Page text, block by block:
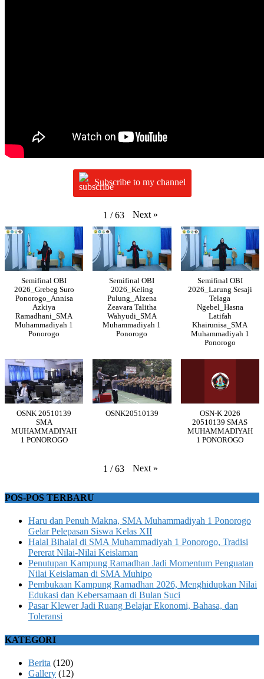
Subscribe to my channel
1 / 63 Next »
Semifinal OBI
2026_Grebeg Suro
Ponorogo_Annisa
Azkiya
Ramadhani_SMA
Muhammadiyah 1
Ponorogo
Semifinal OBI
2026_Keling
Pulung_Alzena
Zeavara Talitha
Wahyudi_SMA
Muhammadiyah 1
Ponorogo
Semifinal OBI
2026_Larung Sesaji
Telaga
Ngebel_Hasna
Latifah
Khairunisa_SMA
Muhammadiyah 1
Ponorogo
OSNK 20510139
SMA
MUHAMMADIYAH
1 PONOROGO
OSNK20510139
OSN-K 2026
20510139 SMAS
MUHAMMADIYAH
1 PONOROGO
1 / 63 Next »
POS-POS TERBARU
Haru dan Penuh Makna, SMA Muhammadiyah 1 Ponorogo
Gelar Pelepasan Siswa Kelas XII
Halal Bihalal di SMA Muhammadiyah 1 Ponorogo, Tradisi
Pererat Nilai-Nilai Keislaman
Penutupan Kampung Ramadhan Jadi Momentum Penguatan
Nilai Keislaman di SMA Muhipo
Pembukaan Kampung Ramadhan 2026, Menghidupkan Nilai
Edukasi dan Kebersamaan di Bulan Suci
Pasar Klewer Jadi Ruang Belajar Ekonomi, Bahasa, dan
Toleransi
KATEGORI
Berita (120)
Gallery (12)